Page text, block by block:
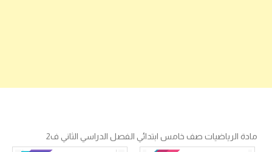
مادة الرياضيات صف خامس ابتدائي الفصل الدراسي الثاني ف2